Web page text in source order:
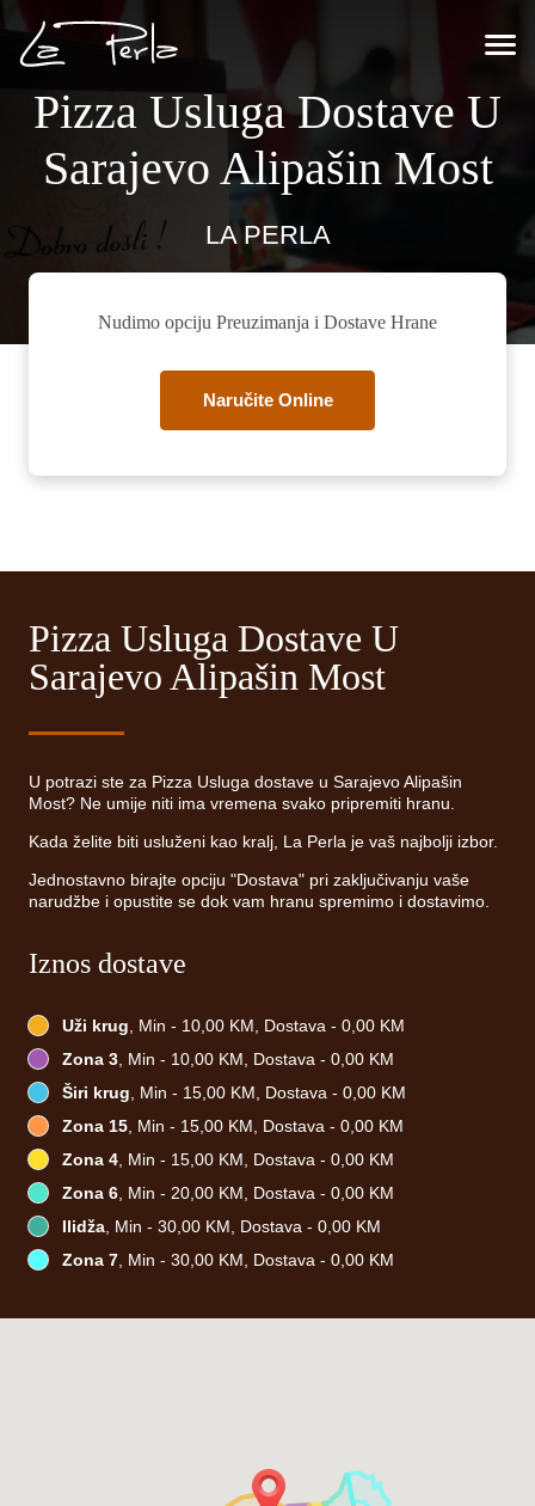
Pizza Usluga Dostave U
Sarajevo Alipašin Most
LA PERLA
Nudimo opciju Preuzimanja i Dostave Hrane
Naručite Online
Pizza Usluga Dostave U
Sarajevo Alipašin Most
U potrazi ste za Pizza Usluga dostave u Sarajevo Alipašin
Most? Ne umije niti ima vremena svako pripremiti hranu.
Kada želite biti usluženi kao kralj, La Perla je vaš najbolji izbor.
Jednostavno birajte opciju "Dostava" pri zaključivanju vaše
narudžbe i opustite se dok vam hranu spremimo i dostavimo.
Iznos dostave
Uži krug, Min - 10,00 KM, Dostava - 0,00 KM
Zona 3, Min - 10,00 KM, Dostava - 0,00 KM
Širi krug, Min - 15,00 KM, Dostava - 0,00 KM
Zona 15, Min - 15,00 KM, Dostava - 0,00 KM
Zona 4, Min - 15,00 KM, Dostava - 0,00 KM
Zona 6, Min - 20,00 KM, Dostava - 0,00 KM
Ilidža, Min - 30,00 KM, Dostava - 0,00 KM
Zona 7, Min - 30,00 KM, Dostava - 0,00 KM